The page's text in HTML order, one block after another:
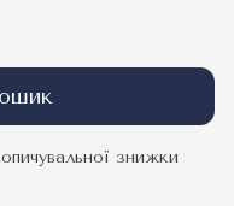
знижки